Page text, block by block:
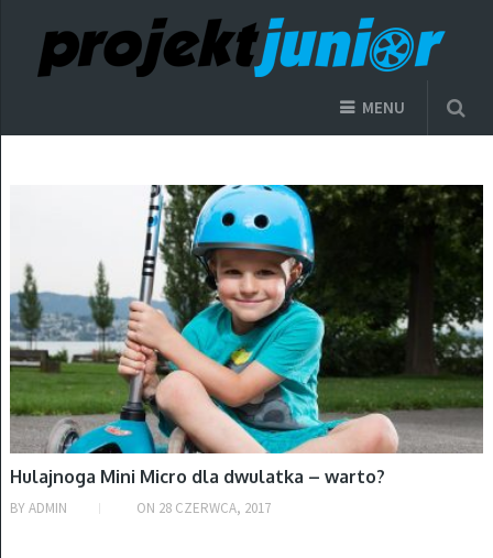
MENU
Hulajnoga Mini Micro dla dwulatka – warto?
BY ADMIN ON 28 CZERWCA, 2017